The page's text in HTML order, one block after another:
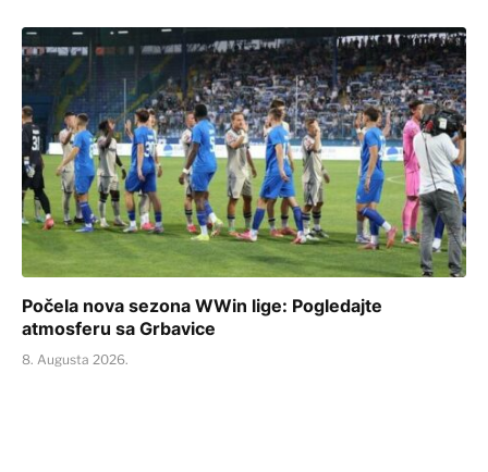
Počela nova sezona WWin lige: Pogledajte
atmosferu sa Grbavice
8. Augusta 2026.